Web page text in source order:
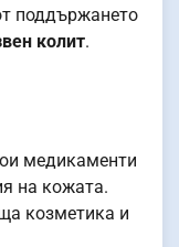
поддържането
колит.
медикаменти
на кожата.
козметика и